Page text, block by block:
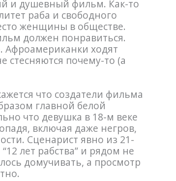
и душевный фильм. Как-то
раба и свободного
женщины в обществе.
должен понравиться.
ходят
стесняются почему-то (а
что создатели фильма
главной белой
что девушка в 18-м веке
включая даже негров,
Сценарист явно из 21-
лет рабства” и рядом не
домучивать, а просмотр